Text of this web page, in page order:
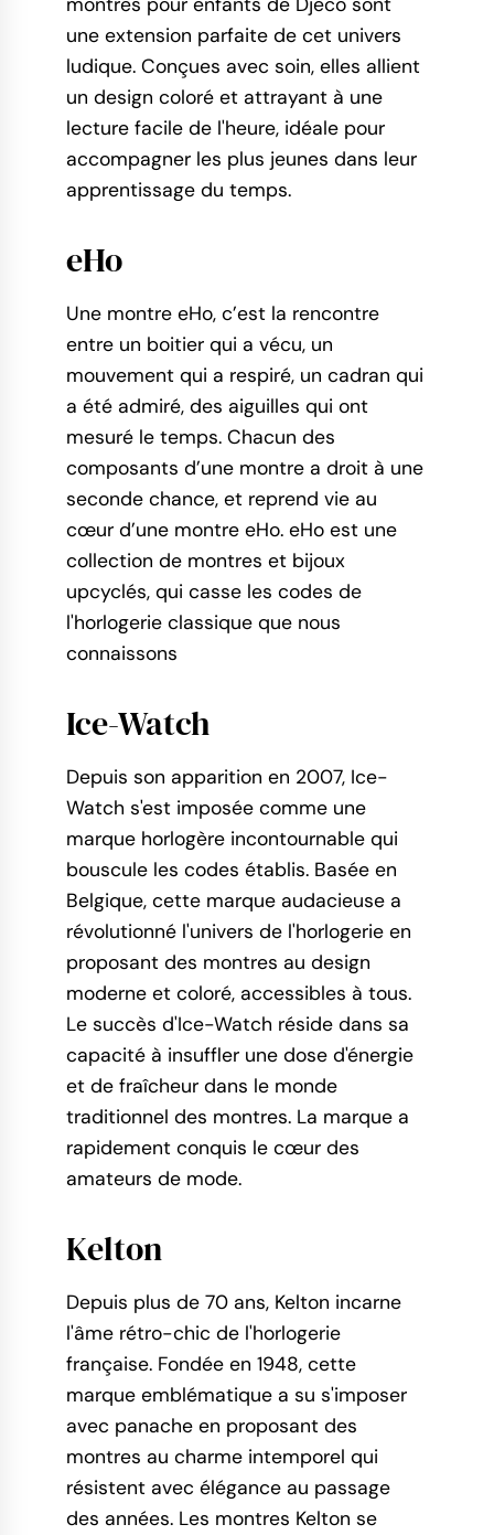
une extension parfaite de cet univers
ludique. Conçues avec soin, elles allient
un design coloré et attrayant à une
lecture facile de l'heure, idéale pour
accompagner les plus jeunes dans leur
apprentissage du temps.
eHo
Une montre eHo, c’est la rencontre
entre un boitier qui a vécu, un
mouvement qui a respiré, un cadran qui
a été admiré, des aiguilles qui ont
mesuré le temps. Chacun des
composants d’une montre a droit à une
seconde chance, et reprend vie au
cœur d’une montre eHo. eHo est une
collection de montres et bijoux
upcyclés, qui casse les codes de
l'horlogerie classique que nous
connaissons
Ice-Watch
Depuis son apparition en 2007, Ice-
Watch s'est imposée comme une
marque horlogère incontournable qui
bouscule les codes établis. Basée en
Belgique, cette marque audacieuse a
révolutionné l'univers de l'horlogerie en
proposant des montres au design
moderne et coloré, accessibles à tous.
Le succès d'Ice-Watch réside dans sa
capacité à insuffler une dose d'énergie
et de fraîcheur dans le monde
traditionnel des montres. La marque a
rapidement conquis le cœur des
amateurs de mode.
Kelton
Depuis plus de 70 ans, Kelton incarne
l'âme rétro-chic de l'horlogerie
française. Fondée en 1948, cette
marque emblématique a su s'imposer
avec panache en proposant des
montres au charme intemporel qui
résistent avec élégance au passage
des années. Les montres Kelton se